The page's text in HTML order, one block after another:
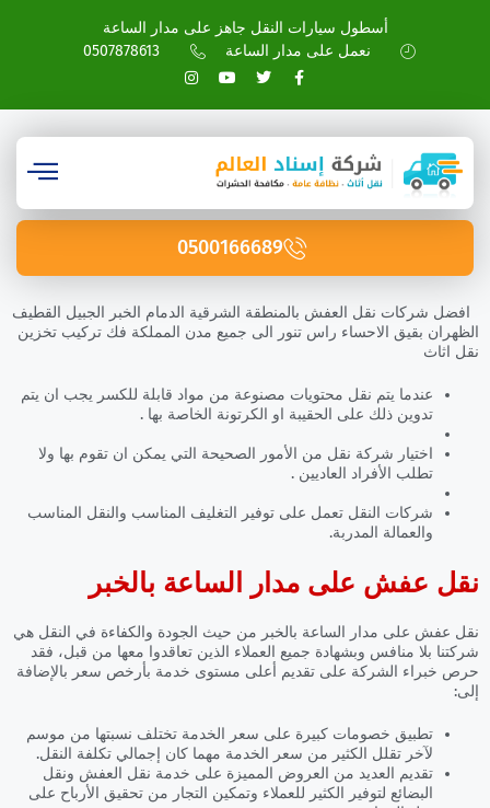
أسطول سيارات النقل جاهز على مدار الساعة
نعمل على مدار الساعة
0507878613
0500166689
افضل شركات نقل العفش بالمنطقة الشرقية الدمام الخبر الجبيل القطيف
الظهران بقيق الاحساء راس تنور الى جميع مدن المملكة فك تركيب تخزين
نقل اثاث
عندما يتم نقل محتويات مصنوعة من مواد قابلة للكسر يجب ان يتم
تدوين ذلك على الحقيبة او الكرتونة الخاصة بها .
اختيار شركة نقل من الأمور الصحيحة التي يمكن ان تقوم بها ولا
تطلب الأفراد العاديين .
شركات النقل تعمل على توفير التغليف المناسب والنقل المناسب
والعمالة المدربة.
نقل عفش على مدار الساعة بالخبر
نقل عفش على مدار الساعة بالخبر من حيث الجودة والكفاءة في النقل هي
شركتنا بلا منافس وبشهادة جميع العملاء الذين تعاقدوا معها من قبل، فقد
حرص خبراء الشركة على تقديم أعلى مستوى خدمة بأرخص سعر بالإضافة
إلى:
تطبيق خصومات كبيرة على سعر الخدمة تختلف نسبتها من موسم
لآخر تقلل الكثير من سعر الخدمة مهما كان إجمالي تكلفة النقل.
تقديم العديد من العروض المميزة على خدمة نقل العفش ونقل
البضائع لتوفير الكثير للعملاء وتمكين التجار من تحقيق الأرباح على